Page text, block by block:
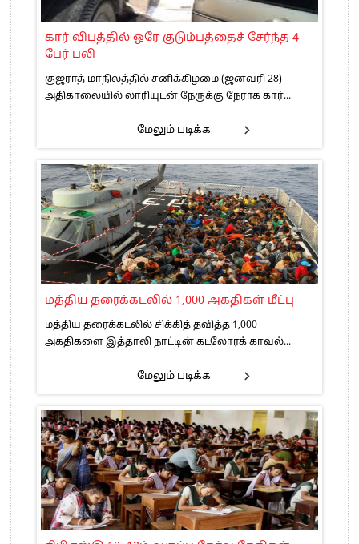
கார் விபத்தில் ஒரே குடும்பத்தைச் சேர்ந்த 4
பேர் பலி
குஜராத் மாநிலத்தில் சனிக்கிழமை (ஜனவரி 28)
அதிகாலையில் லாரியுடன் நேருக்கு நேராக கார்...
மேலும் படிக்க
மத்திய தரைக்கடலில் 1,000 அகதிகள் மீட்பு
மத்திய தரைக்கடலில் சிக்கித் தவித்த 1,000
அகதிகளை இத்தாலி நாட்டின் கடலோரக் காவல்...
மேலும் படிக்க